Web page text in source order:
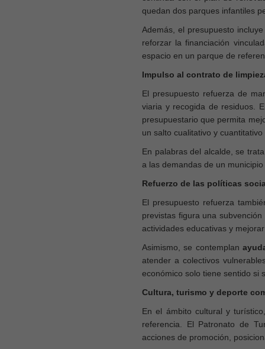
quedan dos parques infantiles
Además, el presupuesto
reforzar la financiación
espacio en un parque de
Impulso al contrato de
El presupuesto refuerza de
viaria y recogida de residuos.
presupuestario que permita
un salto cualitativo y
En palabras del alcalde, se
a las demandas de un
Refuerzo de las políticas
El presupuesto refuerza
previstas figura una
actividades educativas y
Asimismo, se contemplan
atender a colectivos
económico solo tiene sentido si
Cultura, turismo y deporte
En el ámbito cultural y
referencia. El Patronato de
acciones de promoción,